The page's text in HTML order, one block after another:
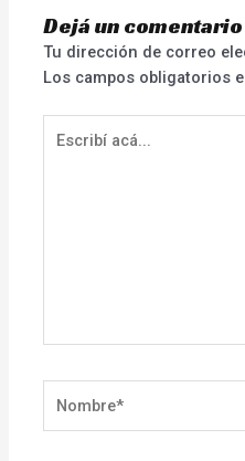
Dejá un comentario
Tu dirección de correo
Los campos obligatorios
acá...